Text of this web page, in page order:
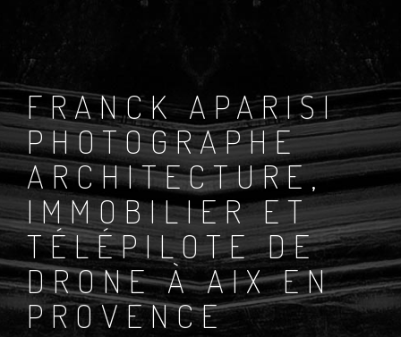
FRANCK APARISI
PHOTOGRAPHE
ARCHITECTURE,
IMMOBILIER ET
TÉLÉPILOTE DE
DRONE À AIX EN
PROVENCE